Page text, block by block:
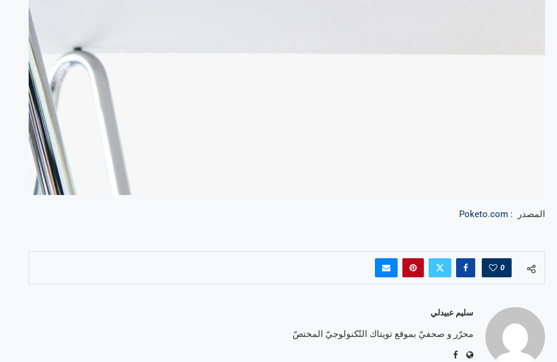
المصدر : Poketo.com
0
سليم عبيدلي
محرّر و صحفيّ بموقع تويتاك التّكنولوجيّ المختصّ